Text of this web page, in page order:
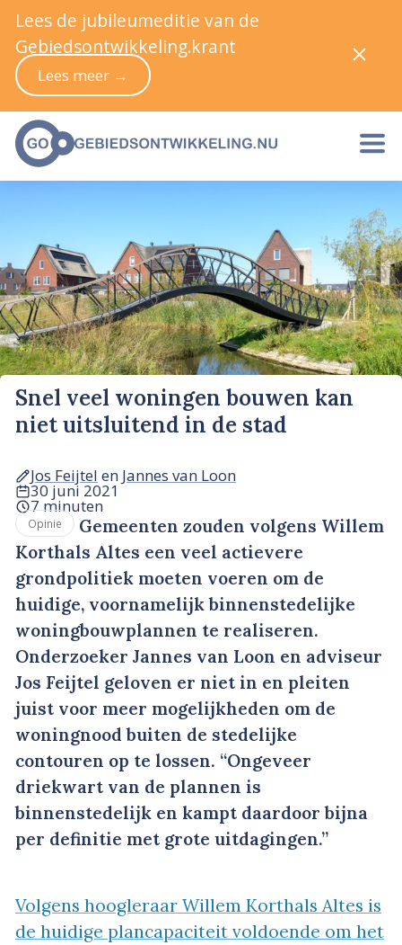
Snel veel woningen bouwen kan
niet uitsluitend in de stad
Jos Feijtel en Jannes van Loon
30 juni 2021
7 minuten
Opinie
Gemeenten zouden volgens Willem
Korthals Altes een veel actievere
grondpolitiek moeten voeren om de
huidige, voornamelijk binnenstedelijke
woningbouwplannen te realiseren.
Onderzoeker Jannes van Loon en adviseur
Jos Feijtel geloven er niet in en pleiten
juist voor meer mogelijkheden om de
woningnood buiten de stedelijke
contouren op te lossen. “Ongeveer
driekwart van de plannen is
binnenstedelijk en kampt daardoor bijna
per definitie met grote uitdagingen.”
Volgens hoogleraar Willem Korthals Altes is
de huidige plancapaciteit voldoende om het
Lees de jubileumeditie van de
Gebiedsontwikkeling.krant
Lees meer →